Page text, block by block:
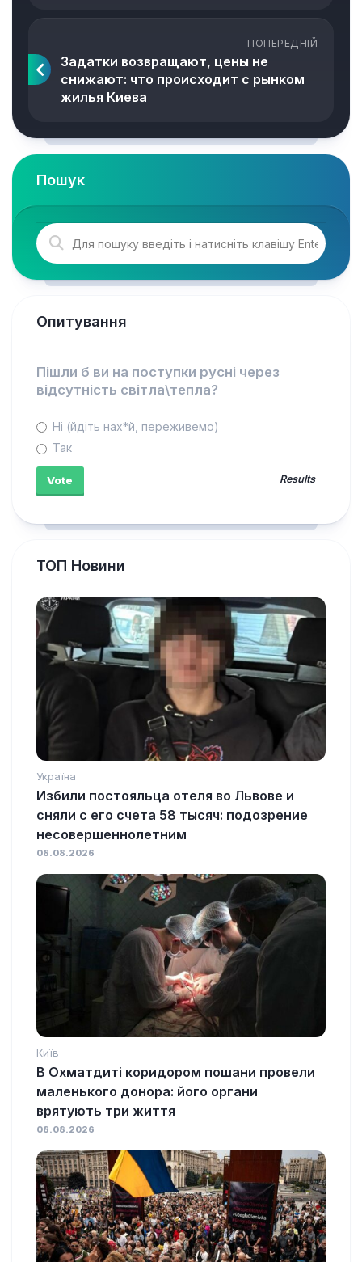
ПОПЕРЕДНІЙ
Задатки возвращают, цены не
снижают: что происходит с рынком
жилья Киева
Пошук
Опитування
Пішли б ви на поступки русні через
відсутність світла\тепла?
Ні (йдіть нах*й, переживемо)
Так
Results
ТОП Новини
Україна
Избили постояльца отеля во Львове и
сняли с его счета 58 тысяч: подозрение
несовершеннолетним
08.08.2026
Київ
В Охматдиті коридором пошани провели
маленького донора: його органи
врятують три життя
08.08.2026